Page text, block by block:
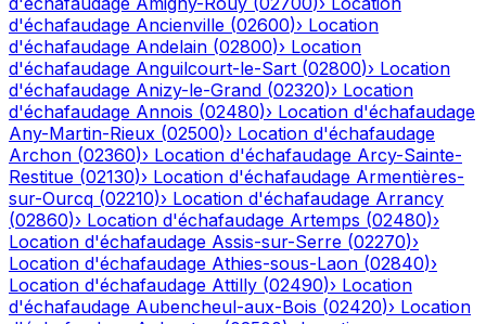
d'échafaudage Ancienville (02600)› Location
d'échafaudage Andelain (02800)› Location
d'échafaudage Anguilcourt-le-Sart (02800)› Location
d'échafaudage Anizy-le-Grand (02320)› Location
d'échafaudage Annois (02480)› Location d'échafaudage
Any-Martin-Rieux (02500)› Location d'échafaudage
Archon (02360)› Location d'échafaudage Arcy-Sainte-
Restitue (02130)› Location d'échafaudage Armentières-
sur-Ourcq (02210)› Location d'échafaudage Arrancy
(02860)› Location d'échafaudage Artemps (02480)›
Location d'échafaudage Assis-sur-Serre (02270)›
Location d'échafaudage Athies-sous-Laon (02840)›
Location d'échafaudage Attilly (02490)› Location
d'échafaudage Aubencheul-aux-Bois (02420)› Location